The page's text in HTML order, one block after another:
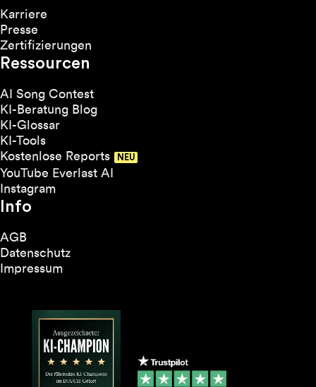
Karriere
Presse
Zertifizierungen
Ressourcen
AI Song Contest
KI-Beratung Blog
KI-Glossar
KI-Tools
Kostenlose Reports
YouTube Everlast AI
Instagram
Info
AGB
Datenschutz
Impressum